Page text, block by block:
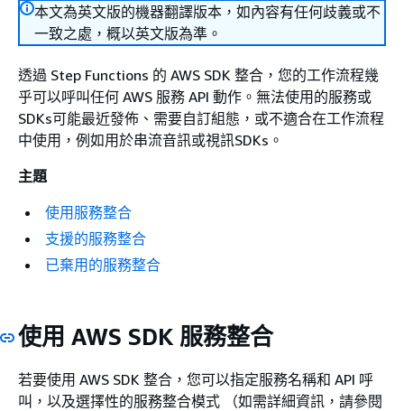
本文為英文版的機器翻譯版本，如內容有任何歧義或不
一致之處，概以英文版為準。
透過 Step Functions 的 AWS SDK 整合，您的工作流程幾
乎可以呼叫任何 AWS 服務 API 動作。無法使用的服務或
SDKs可能最近發佈、需要自訂組態，或不適合在工作流程
中使用，例如用於串流音訊或視訊SDKs。
主題
使用服務整合
支援的服務整合
已棄用的服務整合
使用 AWS SDK 服務整合
若要使用 AWS SDK 整合，您可以指定服務名稱和 API 呼
叫，以及選擇性的服務整合模式 （如需詳細資訊，請參閱